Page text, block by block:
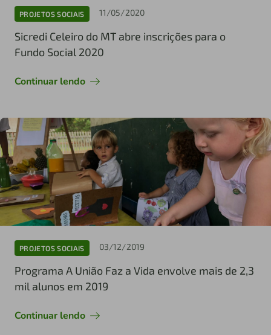
PROJETOS SOCIAIS 11/05/2020
Sicredi Celeiro do MT abre inscrições para o
Fundo Social 2020
Continuar lendo
PROJETOS SOCIAIS 03/12/2019
Programa A União Faz a Vida envolve mais de 2,3
mil alunos em 2019
Continuar lendo